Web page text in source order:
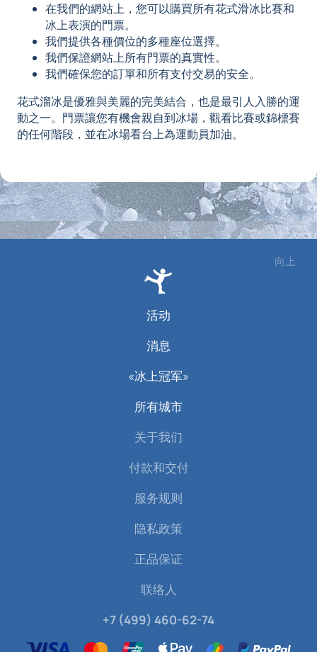
在我們的網站上，您可以購買所有花式滑冰比賽和
冰上表演的門票。
我們提供各種價位的多種座位選擇。
我們保證網站上所有門票的真實性。
我們確保您的訂單和所有支付交易的安全。
花式溜冰是優雅與美麗的完美結合，也是最引人入勝的運
動之一。門票讓您有機會親自到冰場，觀看比賽或錦標賽
的任何階段，並在冰場看台上為運動員加油。
向上
活动
消息
«冰上冠军»
所有城市
关于我们
付款和交付
服务规则
隐私政策
正品保证
联络人
+7 (499) 460-62-74